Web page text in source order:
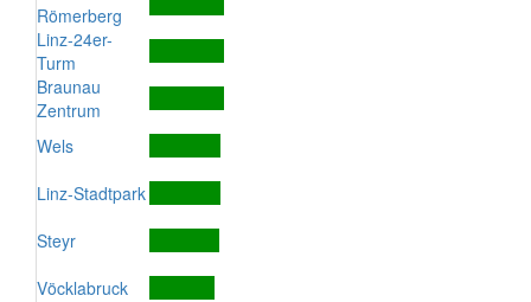
Römerberg
Linz-24er-
Turm
Braunau
Zentrum
Wels
Linz-Stadtpark
Steyr
Vöcklabruck